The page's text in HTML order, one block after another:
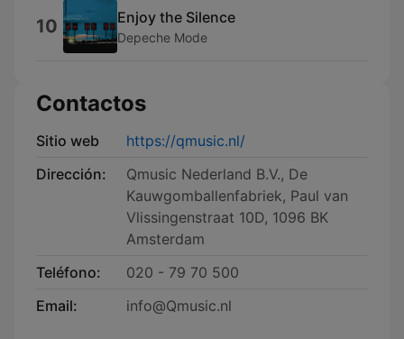
10 Enjoy the Silence
Depeche Mode
Contactos
Sitio web
https://qmusic.nl/
Dirección:
Qmusic Nederland B.V., De
Kauwgomballenfabriek, Paul van
Vlissingenstraat 10D, 1096 BK
Amsterdam
Teléfono:
020 - 79 70 500
Email:
info@Qmusic.nl